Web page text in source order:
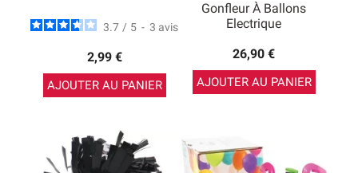
3.7 / 5 - 3 avis
2,99 €
AJOUTER AU PANIER
Gonfleur À Ballons
Electrique
26,90 €
AJOUTER AU PANIER